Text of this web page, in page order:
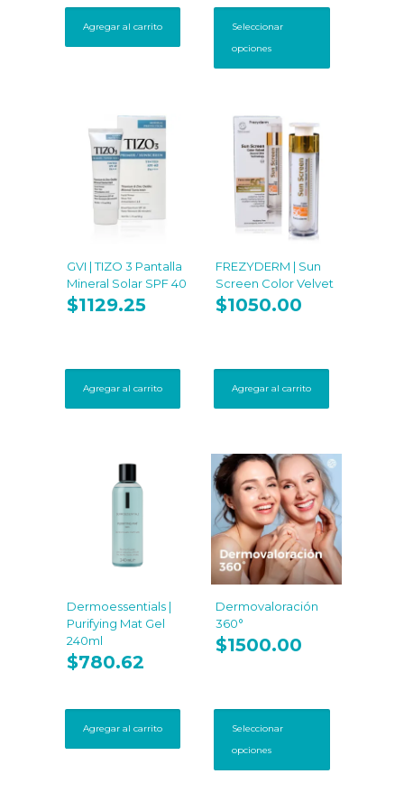
Agregar al carrito
$2500.00
Seleccionar
opciones
GVI | TIZO 3 Pantalla
Mineral Solar SPF 40
$1129.25
Agregar al carrito
FREZYDERM | Sun
Screen Color Velvet
$1050.00
Agregar al carrito
Dermoessentials |
Purifying Mat Gel
240ml
$780.62
Agregar al carrito
Dermovaloración
360°
$1500.00
Seleccionar
opciones